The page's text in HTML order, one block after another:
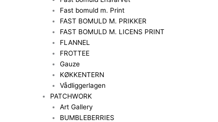
Fast bomuld m. Print
FAST BOMULD M. PRIKKER
FAST BOMULD M. LICENS PRINT
FLANNEL
FROTTEE
Gauze
KØKKENTERN
Vådliggerlagen
PATCHWORK
Art Gallery
BUMBLEBERRIES